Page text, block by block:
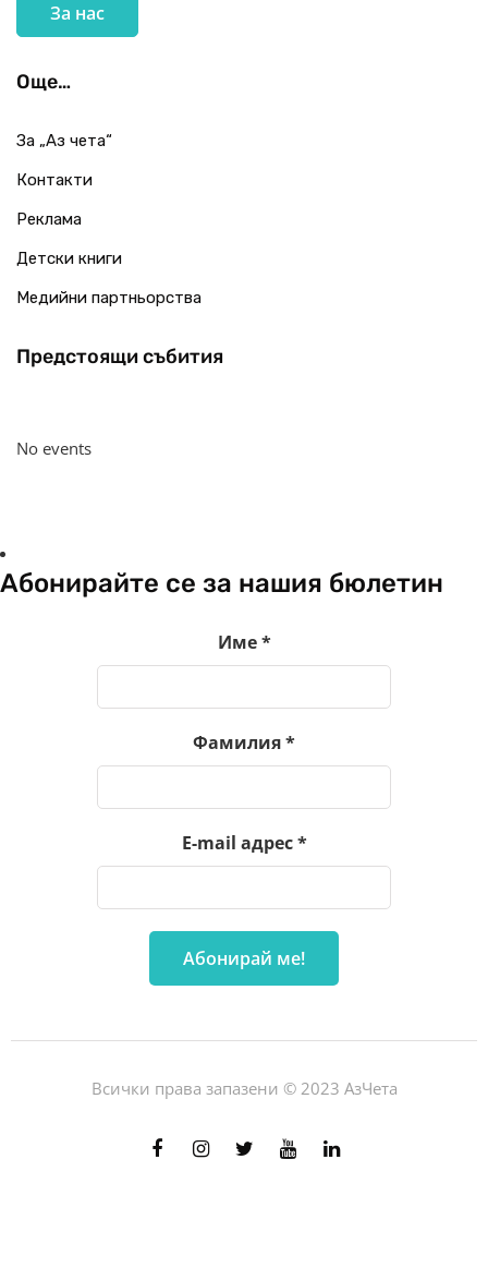
За нас
Още…
За „Аз чета“
Контакти
Реклама
Детски книги
Медийни партньорства
Предстоящи събития
No events
Абонирайте се за нашия бюлетин
Име*
Фамилия*
E-mail адрес*
Всички права запазени © 2023 АзЧета